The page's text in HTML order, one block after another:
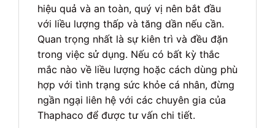
hiệu quả và an toàn, quý vị nên bắt đầu
với liều lượng thấp và tăng dần nếu cần.
Quan trọng nhất là sự kiên trì và đều đặn
trong việc sử dụng. Nếu có bất kỳ thắc
mắc nào về liều lượng hoặc cách dùng phù
hợp với tình trạng sức khỏe cá nhân, đừng
ngần ngại liên hệ với các chuyên gia của
Thaphaco để được tư vấn chi tiết.